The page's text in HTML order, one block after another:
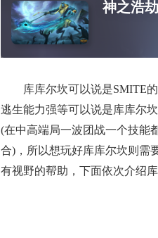
神之浩劫
库库尔坎可以说是SMITE的
逃生能力强等可以说是库库尔
(在中高端局一波团战一个技能
合)，所以想玩好库库尔坎则需
有视野的帮助，下面依次介绍